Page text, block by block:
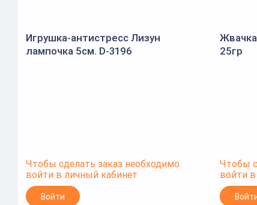
Игрушка-антистресс Лизун
лампочка 5см. D-3196
Чтобы сделать заказ необходимо
войти в личный кабинет
Войти
25гр
Чтобы
войти